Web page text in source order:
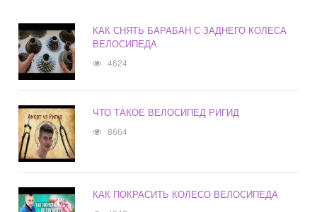
КАК СНЯТЬ БАРАБАН С ЗАДНЕГО КОЛЕСА
ВЕЛОСИПЕДА
4624
ЧТО ТАКОЕ ВЕЛОСИПЕД РИГИД
8664
КАК ПОКРАСИТЬ КОЛЕСО ВЕЛОСИПЕДА